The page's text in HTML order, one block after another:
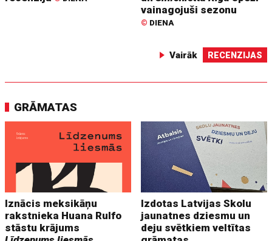
vainagojuši sezonu
© DIENA
Vairāk RECENZIJAS
GRĀMATAS
Iznācis meksikāņu
rakstnieka Huana Rulfo
stāstu krājums
Izdotas Latvijas Skolu
jaunatnes dziesmu un
deju svētkiem veltītas